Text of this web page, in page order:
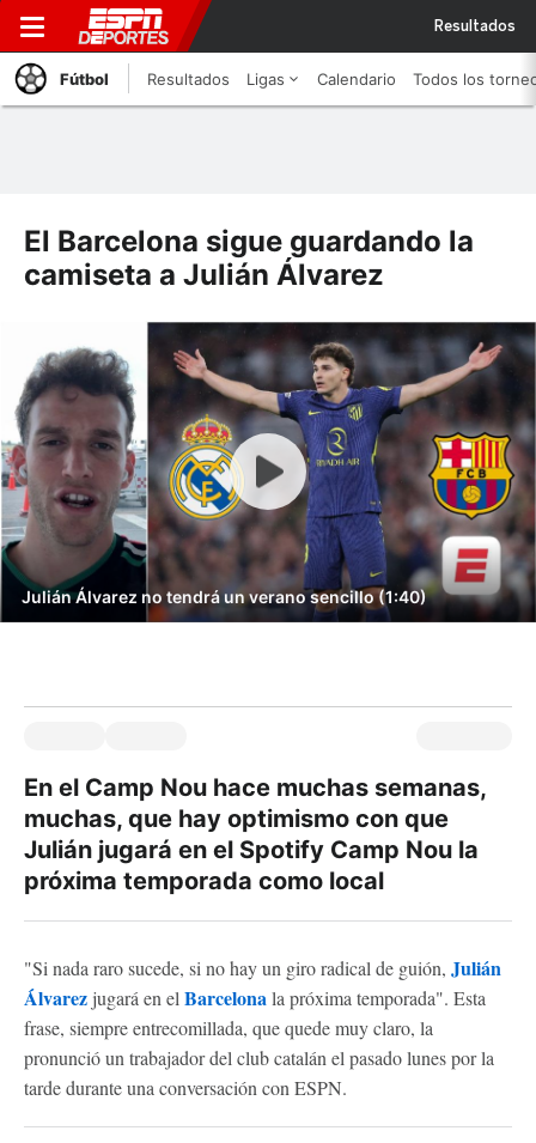
Resultados
Fútbol Resultados Ligas Calendario Todos los
El Barcelona sigue guardando la
camiseta a Julián Álvarez
Julián Álvarez no tendrá un verano sencillo (1:40)
En el Camp Nou hace muchas semanas,
muchas, que hay optimismo con que
Julián jugará en el Spotify Camp Nou la
próxima temporada como local
"Si nada raro sucede, si no hay un giro radical de guión, Julián
Álvarez jugará en el Barcelonala próxima temporada". Esta
frase, siempre entrecomillada, que quede muy claro, la
pronunció un trabajador del club catalán el pasado lunes por la
tarde durante una conversación con ESPN.